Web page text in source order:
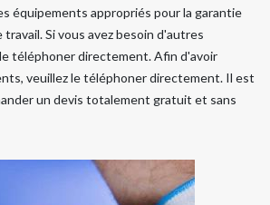
équipements appropriés pour la garantie
Si vous avez besoin d'autres
téléphoner directement. Afin d'avoir
veuillez le téléphoner directement. Il est
un devis totalement gratuit et sans